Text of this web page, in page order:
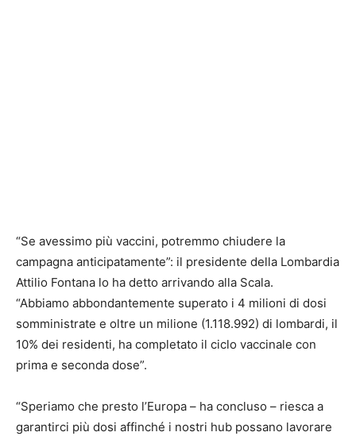
“Se avessimo più vaccini, potremmo chiudere la
campagna anticipatamente”: il presidente della Lombardia
Attilio Fontana lo ha detto arrivando alla Scala.
“Abbiamo abbondantemente superato i 4 milioni di dosi
somministrate e oltre un milione (1.118.992) di lombardi, il
10% dei residenti, ha completato il ciclo vaccinale con
prima e seconda dose”.
“Speriamo che presto l’Europa – ha concluso – riesca a
garantirci più dosi affinché i nostri hub possano lavorare